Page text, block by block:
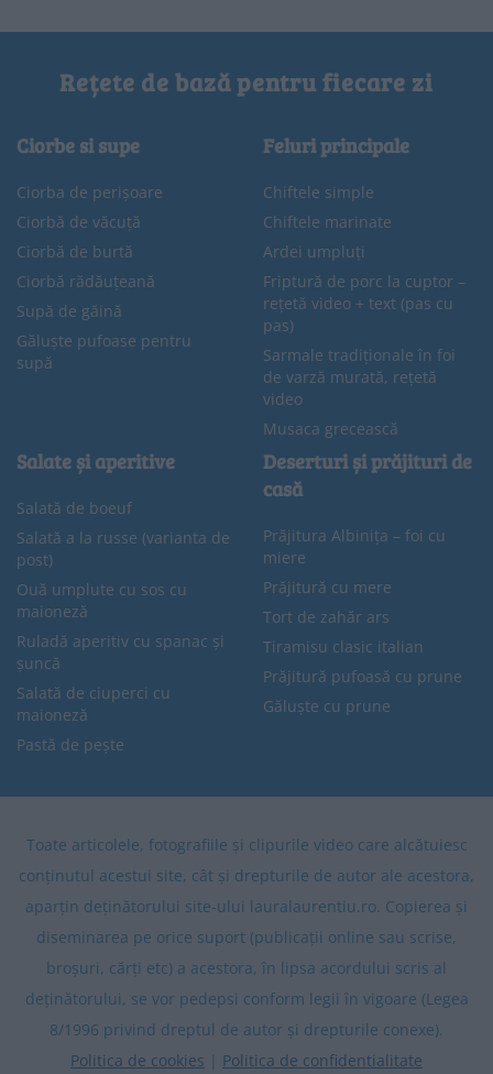
Rețete de bază pentru fiecare zi
Ciorbe si supe
Ciorba de perișoare
Ciorbă de văcuță
Ciorbă de burtă
Ciorbă rădăuțeană
Supă de găină
Găluște pufoase pentru
supă
Feluri principale
Chiftele simple
Chiftele marinate
Ardei umpluți
Friptură de porc la cuptor –
rețetă video + text (pas cu
pas)
Sarmale tradiționale în foi
de varză murată, rețetă
video
Musaca grecească
Salate și aperitive
Salată de boeuf
Salată a la russe (varianta de
post)
Ouă umplute cu sos cu
maioneză
Ruladă aperitiv cu spanac și
șuncă
Salată de ciuperci cu
maioneză
Pastă de pește
Deserturi și prăjituri de
casă
Prăjitura Albinița – foi cu
miere
Prăjitură cu mere
Tort de zahăr ars
Tiramisu clasic italian
Prăjitură pufoasă cu prune
Găluște cu prune
Toate articolele, fotografiile și clipurile video care alcătuiesc
conținutul acestui site, cât și drepturile de autor ale acestora,
aparțin deținătorului site-ului lauralaurentiu.ro. Copierea și
diseminarea pe orice suport (publicații online sau scrise,
broșuri, cărți etc) a acestora, în lipsa acordului scris al
deținătorului, se vor pedepsi conform legii în vigoare (Legea
8/1996 privind dreptul de autor și drepturile conexe).
Politica de cookies | Politica de confidentialitate